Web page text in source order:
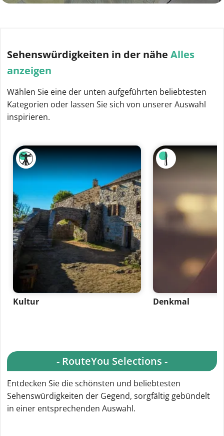
Sehenswürdigkeiten in der nähe Alles
anzeigen
Wählen Sie eine der unten aufgeführten beliebtesten
Kategorien oder lassen Sie sich von unserer Auswahl
inspirieren.
Kultur Denkmal
- RouteYou Selections -
Entdecken Sie die schönsten und beliebtesten
Sehenswürdigkeiten der Gegend, sorgfältig gebündelt
in einer entsprechenden Auswahl.